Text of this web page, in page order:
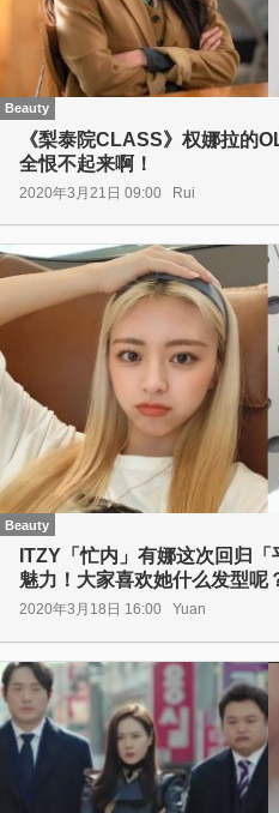
Beauty
《梨泰院CLASS》权娜拉的
全恨不起来啊！
2020年3月21日 09:00 Rui
Beauty
ITZY「忙内」有娜这次回归
魅力！大家喜欢她什么发型呢
2020年3月18日 16:00 Yuan